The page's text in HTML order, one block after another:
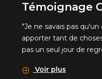
Témoignage
"Je ne savais pas
apporter tant de
pas un seul jour de
Voir plus